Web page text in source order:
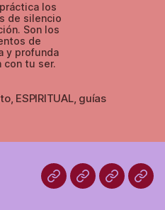
los
de silencio
Son los
de
y profunda
con tu ser.
, ESPIRITUAL, guías
Bienvenidos
INSCRIPCIÓN